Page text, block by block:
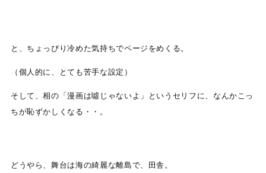
と、ちょっぴり冷めた気持ちでページをめくる。
（個人的に、とても苦手な設定）
そして、相の「漫画は噓じゃないよ」というセリフに、なんかこっ
ちが恥ずかしくなる・・。
どうやら、舞台は海の綺麗な離島で、田舎。